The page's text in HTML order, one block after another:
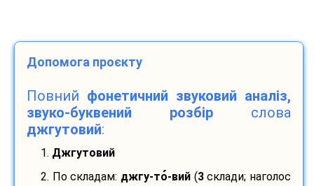
Допомога проєкту
Повний фонетичний звуковий аналіз,
звуко-буквений розбір слова
джгутовий:
1. Джгутовий
2. По складам: джгу-то-вий (3склади; наголос